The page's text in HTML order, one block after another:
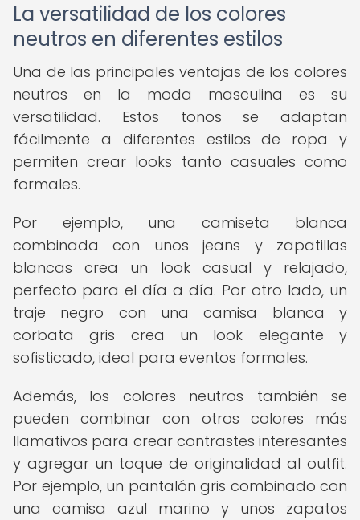
La versatilidad de los colores
neutros en diferentes estilos
Una de las principales ventajas de los colores
neutros en la moda masculina es su
versatilidad. Estos tonos se adaptan
fácilmente a diferentes estilos de ropa y
permiten crear looks tanto casuales como
formales.
Por ejemplo, una camiseta blanca
combinada con unos jeans y zapatillas
blancas crea un look casual y relajado,
perfecto para el día a día. Por otro lado, un
traje negro con una camisa blanca y
corbata gris crea un look elegante y
sofisticado, ideal para eventos formales.
Además, los colores neutros también se
pueden combinar con otros colores más
llamativos para crear contrastes interesantes
y agregar un toque de originalidad al outfit.
Por ejemplo, un pantalón gris combinado con
una camisa azul marino y unos zapatos